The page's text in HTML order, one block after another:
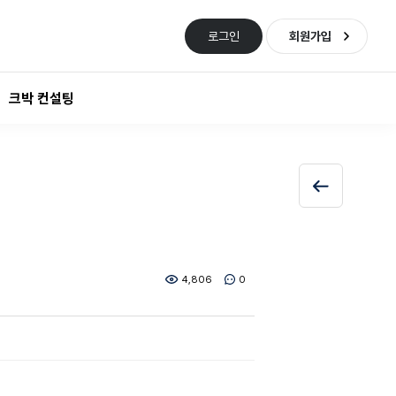
로그인 회원가입
크박 컨설팅
4,806 0